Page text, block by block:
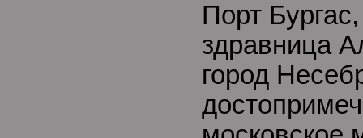
Порт
здравница
город